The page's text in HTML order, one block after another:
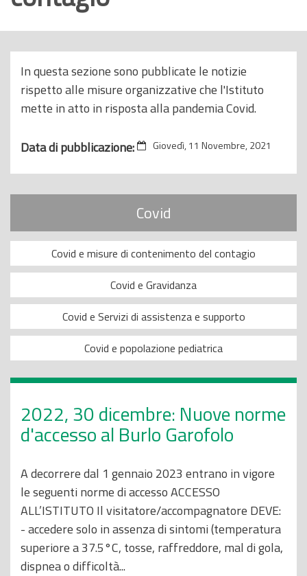
p
In questa sezione sono pubblicate le notizie
rispetto alle misure organizzative che l'Istituto
mette in atto in risposta alla pandemia Covid.
Data di pubblicazione: Giovedì, 11 Novembre, 2021
Covid
Covid e misure di contenimento del contagio
Covid e Gravidanza
Covid e Servizi di assistenza e supporto
Covid e popolazione pediatrica
2022, 30 dicembre: Nuove norme
d'accesso al Burlo Garofolo
A decorrere dal 1 gennaio 2023 entrano in vigore
le seguenti norme di accesso ACCESSO
ALL’ISTITUTO Il visitatore/accompagnatore DEVE:
- accedere solo in assenza di sintomi (temperatura
superiore a 37.5°C, tosse, raffreddore, mal di gola,
dispnea o difficoltà...